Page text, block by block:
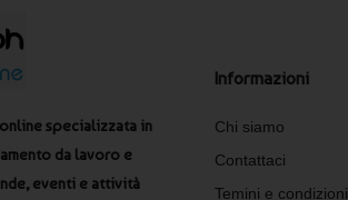
specializzata in
da lavoro e
eventi e attività
Informazioni
Chi siamo
Contattaci
Temini e condizioni